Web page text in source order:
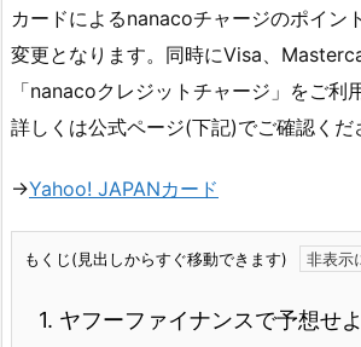
カードによるnanacoチャージのポイン
変更となります。同時にVisa、
「nanacoクレジットチャージ」をご利
詳しくは公式ページ(下記)でご確認くだ
→Yahoo! JAPANカード
もくじ(見出しからすぐ移動できます)
1. ヤフーファイナンスで予想せ